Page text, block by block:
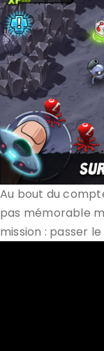
Au bout du
pas mémorable
mission : passer